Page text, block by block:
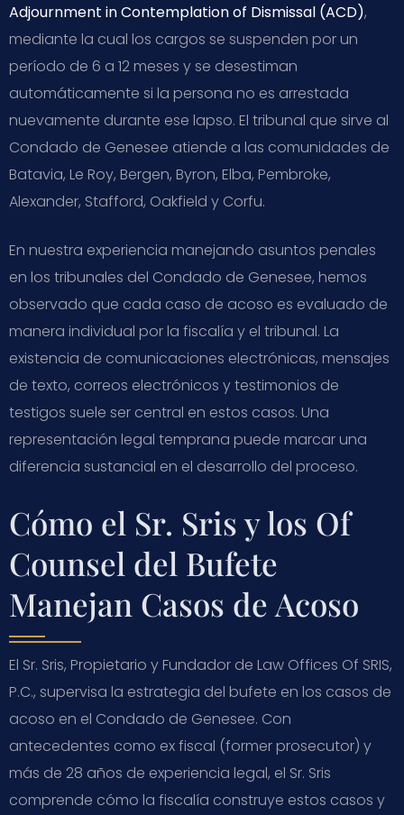
Adjournment in Contemplation of Dismissal (ACD),
mediante la cual los cargos se suspenden por un
período de 6 a 12 meses y se desestiman
automáticamente si la persona no es arrestada
nuevamente durante ese lapso. El tribunal que sirve al
Condado de Genesee atiende a las comunidades de
Batavia, Le Roy, Bergen, Byron, Elba, Pembroke,
Alexander, Stafford, Oakfield y Corfu.
En nuestra experiencia manejando asuntos penales
en los tribunales del Condado de Genesee, hemos
observado que cada caso de acoso es evaluado de
manera individual por la fiscalía y el tribunal. La
existencia de comunicaciones electrónicas, mensajes
de texto, correos electrónicos y testimonios de
testigos suele ser central en estos casos. Una
representación legal temprana puede marcar una
diferencia sustancial en el desarrollo del proceso.
Cómo el Sr. Sris y los Of
Counsel del Bufete
Manejan Casos de Acoso
El Sr. Sris, Propietario y Fundador de Law Offices Of SRIS,
P.C., supervisa la estrategia del bufete en los casos de
acoso en el Condado de Genesee. Con
antecedentes como ex fiscal (former prosecutor) y
más de 28 años de experiencia legal, el Sr. Sris
comprende cómo la fiscalía construye estos casos y